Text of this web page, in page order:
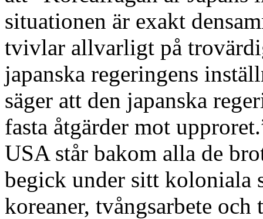
situationen är exakt
tvivlar allvarligt på
japanska regeringens
säger att den japanska
fasta åtgärder mot
USA står bakom alla de
begick under sitt koloniala
koreaner, tvångsarbete